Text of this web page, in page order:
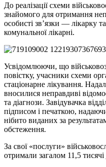
До реалізації схеми
знайомого для отримання
особисті зв’язки — лікарку
комунальної лікарні.
Усвідомлюючи, що
повістку, учасники схеми
стаціонарне лікування.
вносилися неправдиві
та діагнози. Завідувачка
підписом і печаткою,
нібито виданих за
обстеження.
За свої «послуги»
отримали загалом 11,5